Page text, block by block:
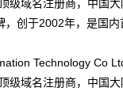
域名注册商，中国大
创于2002年，是国内
Technology Co
域名注册商，中国大